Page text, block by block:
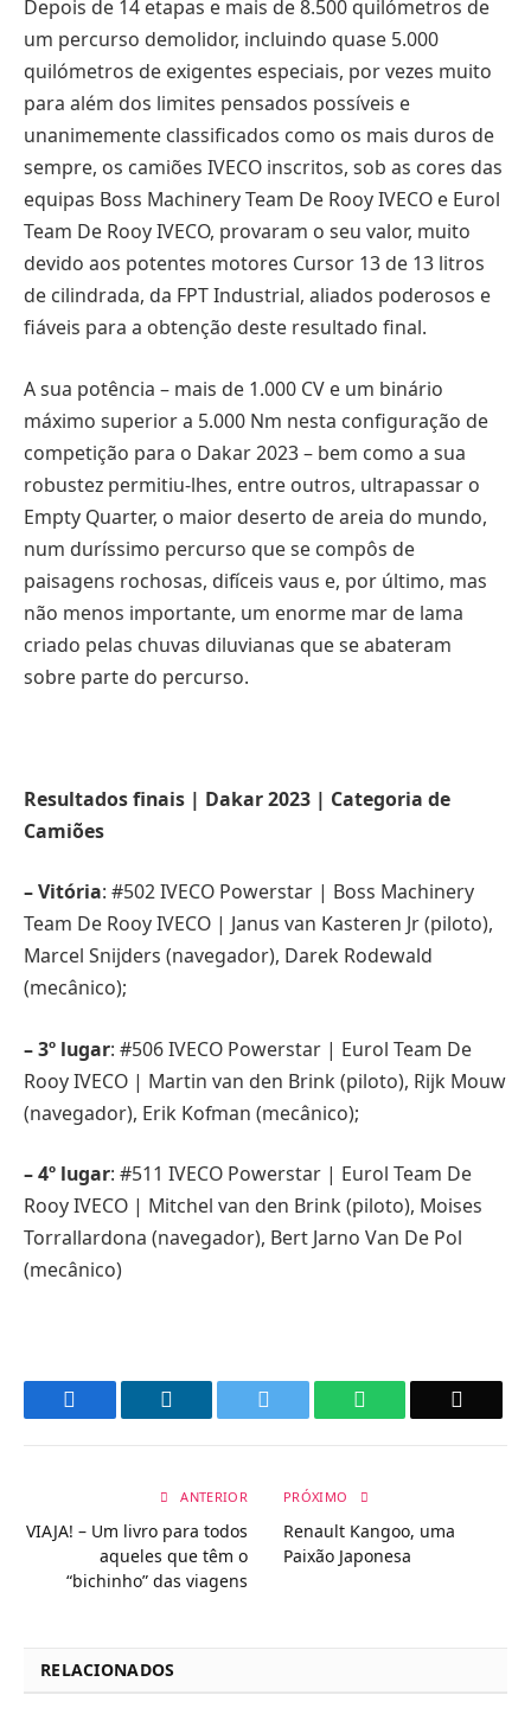
Depois de 14 etapas e mais de 8.500 quilómetros de
um percurso demolidor, incluindo quase 5.000
quilómetros de exigentes especiais, por vezes muito
para além dos limites pensados possíveis e
unanimemente classificados como os mais duros de
sempre, os camiões IVECO inscritos, sob as cores das
equipas Boss Machinery Team De Rooy IVECO e Eurol
Team De Rooy IVECO, provaram o seu valor, muito
devido aos potentes motores Cursor 13 de 13 litros
de cilindrada, da FPT Industrial, aliados poderosos e
fiáveis para a obtenção deste resultado final.
A sua potência – mais de 1.000 CV e um binário
máximo superior a 5.000 Nm nesta configuração de
competição para o Dakar 2023 – bem como a sua
robustez permitiu-lhes, entre outros, ultrapassar o
Empty Quarter, o maior deserto de areia do mundo,
num duríssimo percurso que se compôs de
paisagens rochosas, difíceis vaus e, por último, mas
não menos importante, um enorme mar de lama
criado pelas chuvas diluvianas que se abateram
sobre parte do percurso.
Resultados finais | Dakar 2023 | Categoria de
Camiões
– Vitória: #502 IVECO Powerstar | Boss Machinery
Team De Rooy IVECO | Janus van Kasteren Jr (piloto),
Marcel Snijders (navegador), Darek Rodewald
(mecânico);
– 3º lugar: #506 IVECO Powerstar | Eurol Team De
Rooy IVECO | Martin van den Brink (piloto), Rijk Mouw
(navegador), Erik Kofman (mecânico);
– 4º lugar: #511 IVECO Powerstar | Eurol Team De
Rooy IVECO | Mitchel van den Brink (piloto), Moises
Torrallardona (navegador), Bert Jarno Van De Pol
(mecânico)
WhatsApp
ANTERIOR
VIAJA! – Um livro para todos
aqueles que têm o
“bichinho” das viagens
PRÓXIMO
Renault Kangoo, uma
Paixão Japonesa
RELACIONADOS